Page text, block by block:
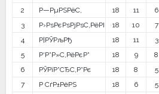
2 Р—РµРЅРёС‚ 18 11 6
3
Р›РѕРєРѕРјРѕС‚РёРІ 18 10 7
4
Р¦РЎРљРђ 18 11 3
5
Р‘Р°Р»С‚РёРєР° 18 9 8
6
РЎРїР°СЂС‚Р°Рє 18 8 5
7
Р СѓР±РёРЅ 18 6 5